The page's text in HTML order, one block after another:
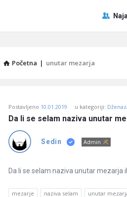
Pitaj
Početna | unutar mezarja
Učene
Latest
Pitanja
Postavljeno 10.01.2019 u kategoriji:
Da li se selam naziva unutar
Sedin Admin
Da li se selam naziva unutar mezarja
mezarje naziva selam unutar